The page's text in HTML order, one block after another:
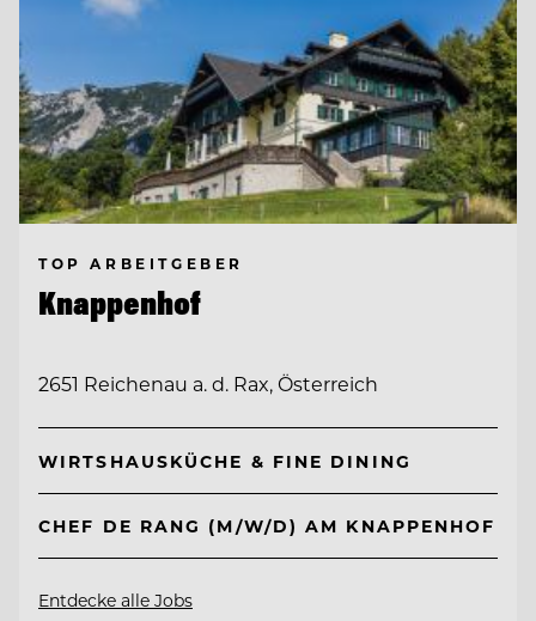
TOP ARBEITGEBER
Knappenhof
2651 Reichenau a. d. Rax, Österreich
WIRTSHAUSKÜCHE & FINE DINING
CHEF DE RANG (M/W/D) AM KNAPPENHOF
Entdecke alle Jobs